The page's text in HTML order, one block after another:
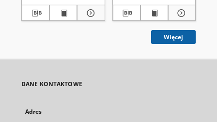
Więcej
DANE KONTAKTOWE
Adres